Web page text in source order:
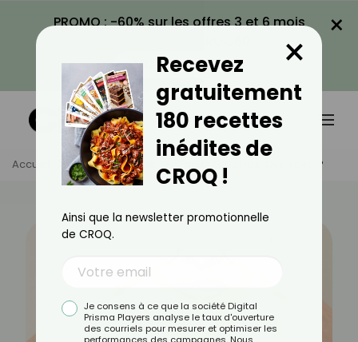
PROMO : -60% sur les offres 3 et 6 mois
VOIR LA PROMO
×
Accueil Actus Beauté J'ai Un Gros Nez, Que Faire ?
Recevez
gratuitement
180 recettes
inédites de
CROQ !
×
Ainsi que la newsletter promotionnelle
de CROQ.
Je consens à ce que la société Digital
Prisma Players analyse le taux d'ouverture
des courriels pour mesurer et optimiser les